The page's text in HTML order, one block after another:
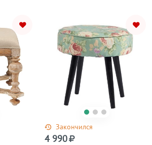
Закончился
4 990